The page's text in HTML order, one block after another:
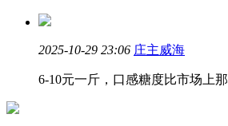
2025-10-29 23:06 庄主威海
6-10元一斤，口感糖度比市场上那